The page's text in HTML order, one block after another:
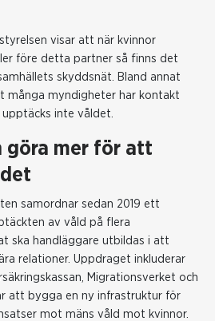
visar att när kvinnor
före detta partner så finns det
skyddsnät. Bland annat
myndigheter har kontakt
inte våldet.
göra mer för att
samordnar sedan 2019 ett
av våld på flera
ska handläggare utbildas i att
relationer. Uppdraget inkluderar
Migrationsverket och
att bygga en ny infrastruktur för
mot mäns våld mot kvinnor.